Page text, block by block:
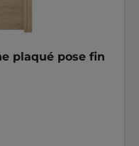
plaqué pose fin